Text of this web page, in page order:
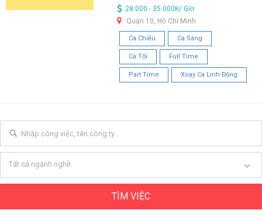
28.000 - 35.000K/ Giờ
Quận 10, Hồ Chí Minh
Ca Chiều Ca Sáng
Ca Tối Full Time
Part Time Xoay Ca Linh Động
Tất cả ngành nghề